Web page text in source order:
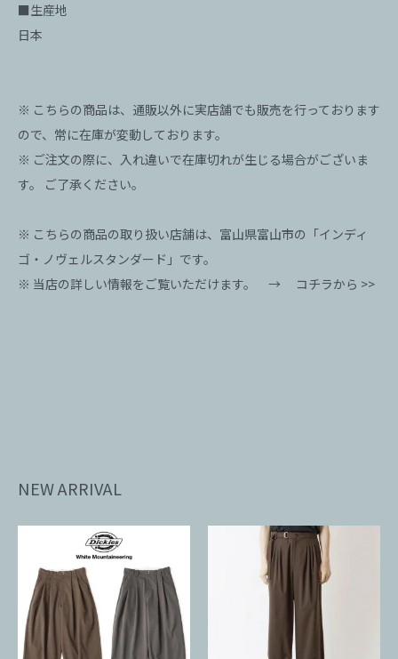
■生産地
日本
※ こちらの商品は、通販以外に実店舗でも販売を行っております
ので、常に在庫が変動しております。
※ ご注文の際に、入れ違いで在庫切れが生じる場合がございま
す。 ご了承ください。
※ こちらの商品の取り扱い店舗は、富山県富山市の「インディ
ゴ・ノヴェルスタンダード」です。
※ 当店の詳しい情報をご覧いただけます。 → コチラから >>
NEW ARRIVAL